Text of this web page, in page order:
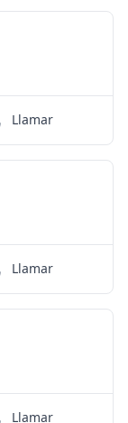
Llamar
Llamar
Llamar